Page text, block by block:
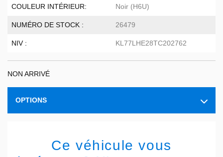
COULEUR INTÉRIEUR: Noir (H6U)
NUMÉRO DE STOCK : 26479
NIV : KL77LHE28TC202762
NON ARRIVÉ
OPTIONS
Ce véhicule vous